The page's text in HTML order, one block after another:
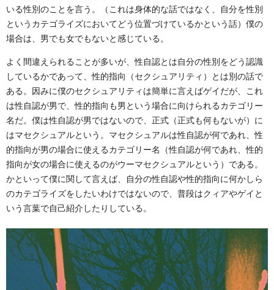
いる性別のことを言う。（これは身体的な話ではなく、自分を性別
というカテゴライズにおいてどう位置づけているかという話）僕の
場合は、男でも女でもないと感じている。
よく間違えられることが多いが、性自認とは自分の性別をどう認識
しているかであって、性的指向（セクシュアリティ）とは別の話で
ある。因みに僕のセクシュアリティは簡単に言えばゲイだが、これ
は性自認が男で、性的指向も男という場合に向けられるカテゴリー
名だ。僕は性自認が男ではないので、正式（正式も何もないが）に
はマセクシュアルという。マセクシュアルは性自認が何であれ、性
的指向が男の場合に使えるカテゴリー名（性自認が何であれ、性的
指向が女の場合に使えるのがウーマセクシュアルという）である。
かといって僕に関して言えば、自分の性自認や性的指向に何かしら
のカテゴライズをしたいわけではないので、普段はクィアやゲイと
いう言葉で自己紹介したりしている。